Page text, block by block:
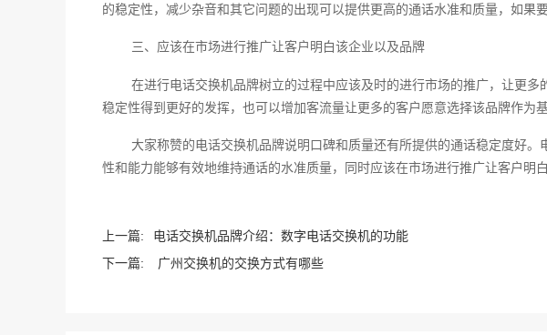
的稳定性，减少杂音和其它问题的出现可以提供更高的通话水准和质量，如果
三、应该在市场进行推广让客户明白该企业以及品牌
在进行电话交换机品牌树立的过程中应该及时的进行市场的推广，让更
稳定性得到更好的发挥，也可以增加客流量让更多的客户愿意选择该品牌作为基
大家称赞的电话交换机品牌说明口碑和质量还有所提供的通话稳定度好
性和能力能够有效地维持通话的水准质量，同时应该在市场进行推广让客户明
上一篇:
电话交换机品牌介绍：数字电话交换机的功能
下一篇:
广州交换机的交换方式有哪些